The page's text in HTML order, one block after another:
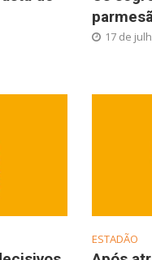
17 de
ESTADÃO